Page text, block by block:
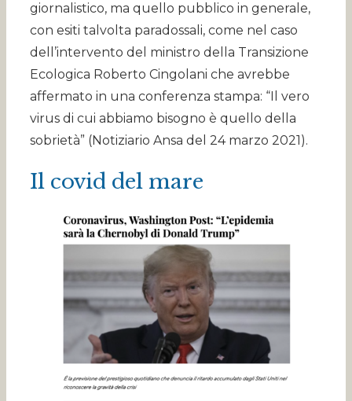
giornalistico, ma quello pubblico in generale,
con esiti talvolta paradossali, come nel caso
dell’intervento del ministro della Transizione
Ecologica Roberto Cingolani che avrebbe
affermato in una conferenza stampa: “Il vero
virus di cui abbiamo bisogno è quello della
sobrietà” (Notiziario Ansa del 24 marzo 2021).
Il covid del mare